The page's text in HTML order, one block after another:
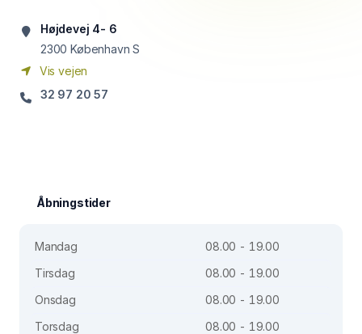
Højdevej 4- 6
2300 København S
Vis vejen
32 97 20 57
Åbningstider
Mandag
08.00 - 19.00
Tirsdag
08.00 - 19.00
Onsdag
08.00 - 19.00
Torsdag
08.00 - 19.00